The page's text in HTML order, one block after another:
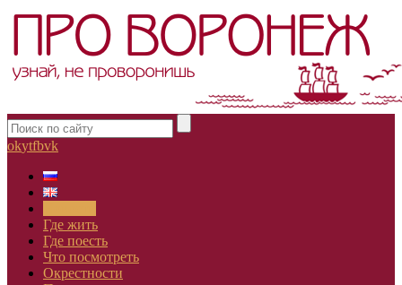
okytfbvk
Где жить
Где поесть
Что посмотреть
Окрестности